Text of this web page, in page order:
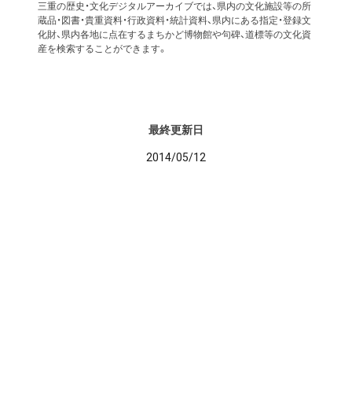
三重の歴史・文化デジタルアーカイブでは、県内の文化施設等の所
蔵品・図書・貴重資料・行政資料・統計資料、県内にある指定・登録文
化財、県内各地に点在するまちかど博物館や句碑、道標等の文化資
産を検索することができます。
最終更新日
2014/05/12